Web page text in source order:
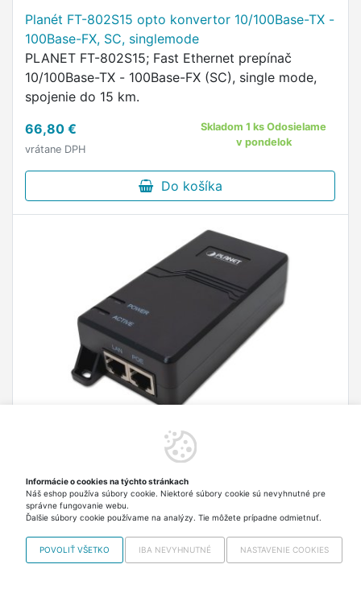
Planét FT-802S15 opto konvertor 10/100Base-TX -
100Base-FX, SC, singlemode
PLANET FT-802S15; Fast Ethernet prepínač
10/100Base-TX - 100Base-FX (SC), single mode,
spojenie do 15 km.
66,80 €
vrátane DPH
Skladom 1 ks Odosielame
v pondelok
Do košíka
Planet POE-163 PoE injektor IEEE802.3at, 30W,
PLANET POE-163; Gigabitový konvertor pre
napájanie po Ethernetovom kábli. Časť pre
napájanie vzdialených zariadení štandardu
802.3at (injektor) do príkonu až 30W.
42,30 €
Skladom > 5 ks Odosielame
v pondelok
Informácie o cookies na týchto stránkach
Náš eshop používa súbory cookie. Niektoré súbory cookie sú nevyhnutné pre
správne fungovanie webu.
Ďalšie súbory cookie používame na analýzy. Tie môžete prípadne odmietnuť.
POVOLIŤ VŠETKO IBA NEVYHNUTNÉ NASTAVENIE COOKIES